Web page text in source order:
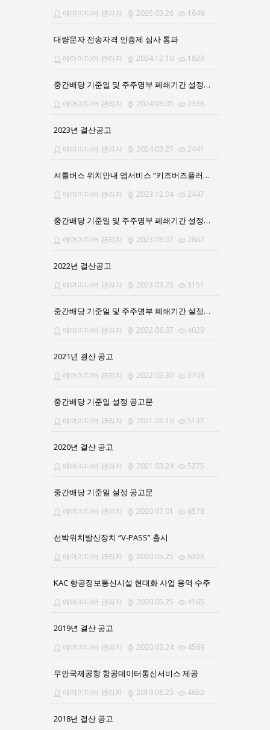
에어미디어 관리자 2025.03.26 1649
대량문자 전송자격 인증제 심사 통과
에어미디어 관리자 2024.12.10 1823
중간배당 기준일 및 주주명부 폐쇄기간 설정공고의 건
에어미디어 관리자 2024.06.05 2336
2023년 결산공고
에어미디어 관리자 2024.03.27 2441
셔틀버스 위치안내 앱서비스 “키즈버즈플러스”로 업그레이드
에어미디어 관리자 2023.12.04 2447
중간배당 기준일 및 주주명부 폐쇄기간 설정공고
에어미디어 관리자 2023.06.07 2867
2022년 결산공고
에어미디어 관리자 2023.03.23 3151
중간배당 기준일 및 주주명부 폐쇄기간 설정공고의 건
에어미디어 관리자 2022.06.07 4029
2021년 결산 공고
에어미디어 관리자 2022.03.30 3709
중간배당 기준일 설정 공고문
에어미디어 관리자 2021.06.10 5137
2020년 결산 공고
에어미디어 관리자 2021.03.24 5275
중간배당 기준일 설정 공고문
에어미디어 관리자 2020.07.01 6578
선박위치발신장치 “V-PASS” 출시
에어미디어 관리자 2020.05.25 6328
KAC 항공정보통신시설 현대화 사업 용역 수주
에어미디어 관리자 2020.05.25 4165
2019년 결산 공고
에어미디어 관리자 2020.03.24 4569
무안국제공항 항공데이터통신서비스 제공
에어미디어 관리자 2019.08.23 4652
2018년 결산 공고